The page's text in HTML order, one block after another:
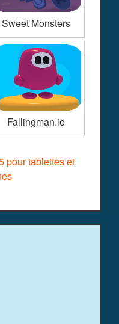
Sweet Monsters
Fallingman.io
pour tablettes et